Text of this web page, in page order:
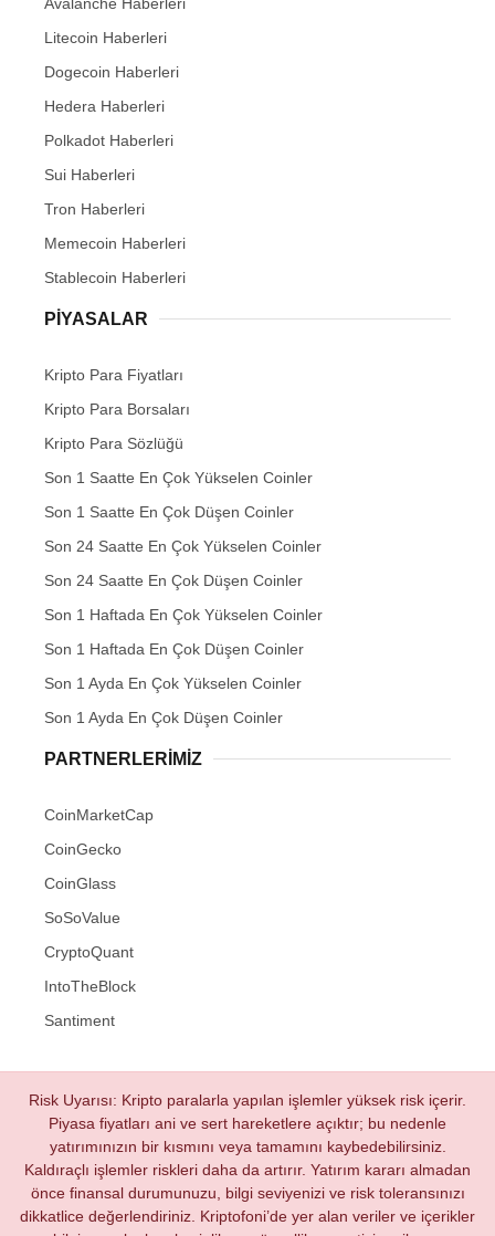
Litecoin Haberleri
Dogecoin Haberleri
Hedera Haberleri
Polkadot Haberleri
Sui Haberleri
Tron Haberleri
Memecoin Haberleri
Stablecoin Haberleri
PIYASALAR
Kripto Para Fiyatları
Kripto Para Borsaları
Kripto Para Sözlüğü
Son 1 Saatte En Çok Yükselen Coinler
Son 1 Saatte En Çok Düşen Coinler
Son 24 Saatte En Çok Yükselen Coinler
Son 24 Saatte En Çok Düşen Coinler
Son 1 Haftada En Çok Yükselen Coinler
Son 1 Haftada En Çok Düşen Coinler
Son 1 Ayda En Çok Yükselen Coinler
Son 1 Ayda En Çok Düşen Coinler
PARTNERLERIMIZ
CoinMarketCap
CoinGecko
CoinGlass
SoSoValue
CryptoQuant
IntoTheBlock
Santiment
Risk Uyarısı: Kripto paralarla yapılan işlemler yüksek risk içerir.
Piyasa fiyatları ani ve sert hareketlere açıktır; bu nedenle
yatırımınızın bir kısmını veya tamamını kaybedebilirsiniz.
Kaldıraçlı işlemler riskleri daha da artırır. Yatırım kararı almadan
önce finansal durumunuzu, bilgi seviyenizi ve risk toleransınızı
dikkatlice değerlendiriniz. Kriptofoni’de yer alan veriler ve içerikler